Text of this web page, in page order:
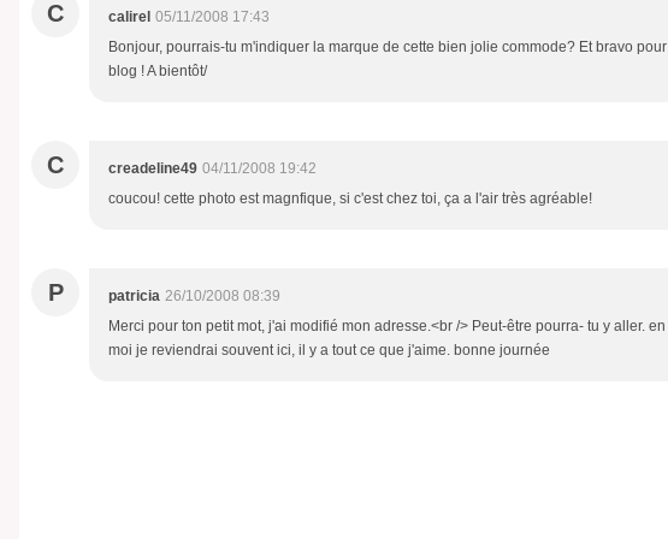
C calirel 05/11/2008 17:43
Bonjour, pourrais-tu m'indiquer la marque de cette bien jolie commode? Et bravo
blog ! A bientôt/
C creadeline49 04/11/2008 19:42
coucou! cette photo est magnfique, si c'est chez toi, ça a l'air très agréable!
P patricia 26/10/2008 08:39
Merci pour ton petit mot, j'ai modifié mon adresse.<br /> Peut-être pourra- tu y aller.
moi je reviendrai souvent ici, il y a tout ce que j'aime. bonne journée